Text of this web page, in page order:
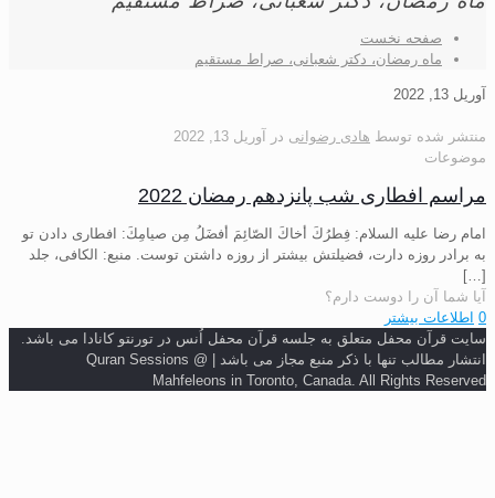
صفحه نخست
ماه رمضان، دکتر شعبانی، صراط مستقیم
آوریل 13, 2022
منتشر شده توسط هادی رضوانی در
آوریل 13, 2022
موضوعات
مراسم افطاری شب پانزدهم رمضان 2022
امام رضا عليه السلام: فِطرُكَ أخاكَ الصّائِمَ أفضَلُ مِن صيامِكَ: افطارى دادن تو
به برادر روزه‏ دارت، فضيلتش بيشتر از روزه داشتن توست. منبع: الكافی، جلد
[…]
آیا شما آن را دوست دارم؟
0 اطلاعات بیشتر
سایت قرآن محفل متعلق به جلسه قرآن محفل اُنس در تورنتو کانادا می باشد.
انتشار مطالب تنها با ذکر منبع مجاز می باشد | Quran Sessions @
Mahfeleons in Toronto, Canada. All Rights Reserved